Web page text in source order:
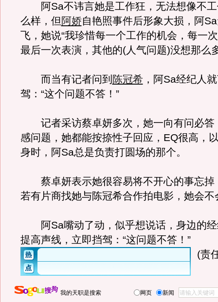
阿Sa不讳言她是工作狂，无法想像不工
么样，但阿娇自艳照事件后形象大损，阿
飞，她说“我珍惜每一个工作的机会，每一
最后一次表演，其他的(人气问题)没想那么
而当有记者问到 陈冠希 ，阿Sa经纪人
驾：“这个问题不答！”
记者采访蔡卓妍多次，她一向有问必答
感问题，她都能按捺性子回应，EQ很高，
身时，阿Sa总是负责打圆场的那个。
蔡卓妍表示她很容易将不开心的事忘掉
若有片商找她与陈冠希合作拍电影，她会不
阿Sa嘴动了动，似乎想说话，身边的经
提高声线，立即挡驾：“这问题不答！”
(责
我的天职是搜索 网页 新闻